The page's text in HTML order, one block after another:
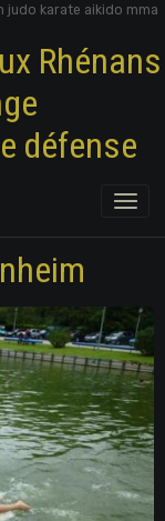
judo karate aikido mma
Rhénans
défense